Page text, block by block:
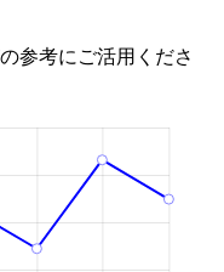
参考にご活用くださ